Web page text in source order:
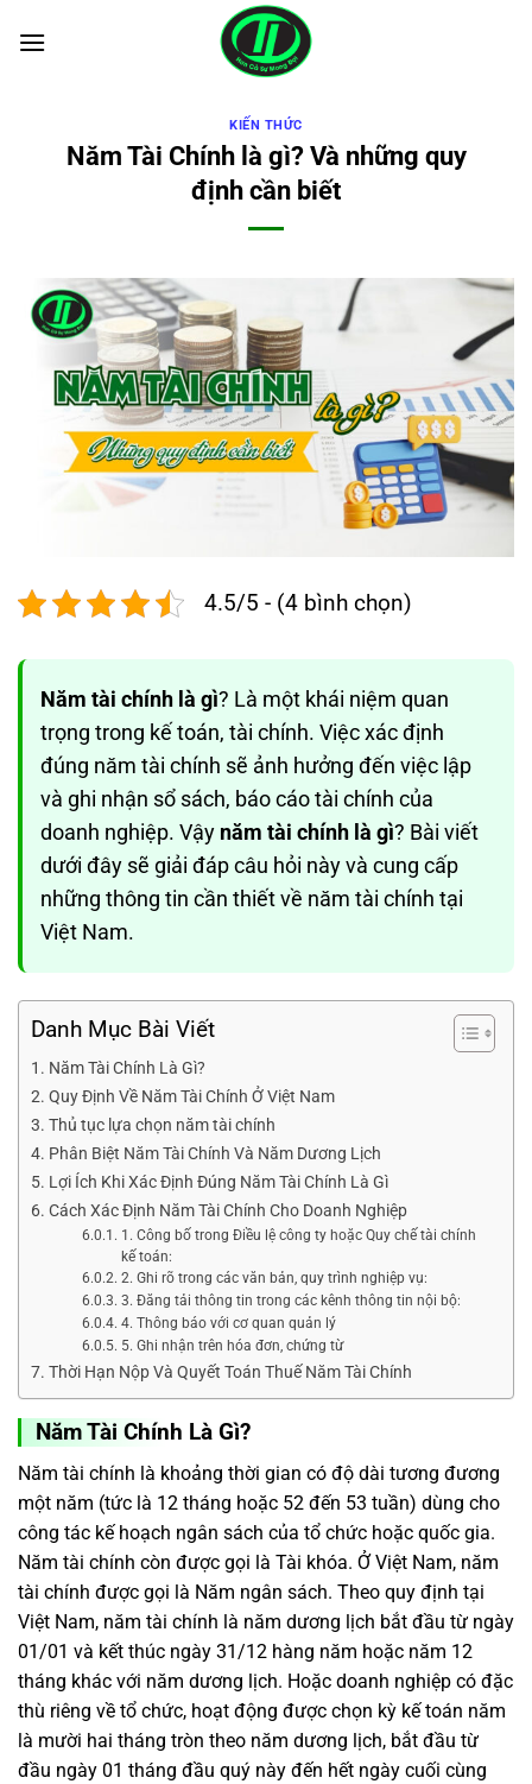
qua
KIẾN THỨC
Năm Tài Chính là gì? Và những quy
định cần biết
4.5/5 - (4 bình chọn)
Năm tài chính là gì? Là một khái niệm quan
trọng trong kế toán, tài chính. Việc xác định
đúng năm tài chính sẽ ảnh hưởng đến việc lập
và ghi nhận sổ sách, báo cáo tài chính của
doanh nghiệp. Vậy năm tài chính là gì? Bài viết
dưới đây sẽ giải đáp câu hỏi này và cung cấp
những thông tin cần thiết về năm tài chính tại
Việt Nam.
Danh Mục Bài Viết
Năm Tài Chính Là Gì?
Quy Định Về Năm Tài Chính Ở Việt Nam
Thủ tục lựa chọn năm tài chính
Phân Biệt Năm Tài Chính Và Năm Dương Lịch
Lợi Ích Khi Xác Định Đúng Năm Tài Chính Là Gì
Cách Xác Định Năm Tài Chính Cho Doanh Nghiệp
1. Công bố trong Điều lệ công ty hoặc Quy chế tài chính
kế toán:
2. Ghi rõ trong các văn bản, quy trình nghiệp vụ:
3. Đăng tải thông tin trong các kênh thông tin nội bộ:
4. Thông báo với cơ quan quản lý
5. Ghi nhận trên hóa đơn, chứng từ
Thời Hạn Nộp Và Quyết Toán Thuế Năm Tài Chính
Năm Tài Chính Là Gì?
Năm tài chính là khoảng thời gian có độ dài tương đương
một năm (tức là 12 tháng hoặc 52 đến 53 tuần) dùng cho
công tác kế hoạch ngân sách của tổ chức hoặc quốc gia.
Năm tài chính còn được gọi là Tài khóa. Ở Việt Nam, năm
tài chính được gọi là Năm ngân sách. Theo quy định tại
Việt Nam, năm tài chính là năm dương lịch bắt đầu từ ngày
01/01 và kết thúc ngày 31/12 hàng năm hoặc năm 12
tháng khác với năm dương lịch. Hoặc doanh nghiệp có đặc
thù riêng về tổ chức, hoạt động được chọn kỳ kế toán năm
là mười hai tháng tròn theo năm dương lịch, bắt đầu từ
đầu ngày 01 tháng đầu quý này đến hết ngày cuối cùng